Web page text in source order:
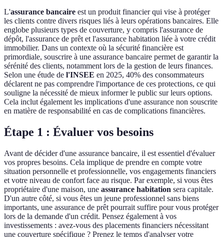
L'assurance bancaire est un produit financier qui vise à protéger
les clients contre divers risques liés à leurs opérations bancaires. Elle
englobe plusieurs types de couverture, y compris l'assurance de
dépôt, l'assurance de prêt et l'assurance habitation liée à votre crédit
immobilier. Dans un contexte où la sécurité financière est
primordiale, souscrire à une assurance bancaire permet de garantir la
sérénité des clients, notamment lors de la gestion de leurs finances.
Selon une étude de l'INSEE en 2025, 40% des consommateurs
déclarent ne pas comprendre l'importance de ces protections, ce qui
souligne la nécessité de mieux informer le public sur leurs options.
Cela inclut également les implications d'une assurance non souscrite
en matière de responsabilité en cas de complications financières.
Étape 1 : Évaluer vos besoins
Avant de décider d'une assurance bancaire, il est essentiel d'évaluer
vos propres besoins. Cela implique de prendre en compte votre
situation personnelle et professionnelle, vos engagements financiers
et votre niveau de confort face au risque. Par exemple, si vous êtes
propriétaire d'une maison, une assurance habitation sera capitale.
D'un autre côté, si vous êtes un jeune professionnel sans biens
importants, une assurance de prêt pourrait suffire pour vous protéger
lors de la demande d'un crédit. Pensez également à vos
investissements : avez-vous des placements financiers nécessitant
une couverture spécifique ? Prenez le temps d'analyser votre